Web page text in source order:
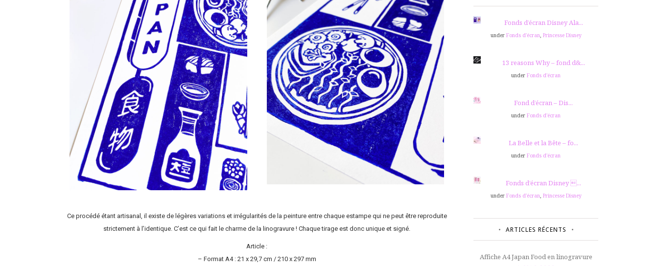
Ce procédé étant artisanal, il existe de légères variations et irrégularités de la peinture entre chaque estampe qui ne peut être reproduite
strictement à l’identique. C’est ce qui fait le charme de la linogravure ! Chaque tirage est donc unique et signé.
Article :
– Format A4 : 21 x 29,7 cm / 210 x 297 mm
Fonds d’écran Disney Ala...
under Fonds d'écran Princesse Disney
13 reasons Why – fond d&...
under Fonds d'écran
Fond d’écran – Dis...
under Fonds d'écran
La Belle et la Bête – fo...
under Fonds d'écran
Fonds d’écran Disney ...
under Fonds d'écran Princesse Disney
ARTICLES RÉCENTS
Affiche A4 Japan Food en linogravure